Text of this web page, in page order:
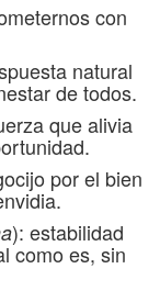
con
natural
de todos.
que alivia
por el bien
): estabilidad
como es, sin